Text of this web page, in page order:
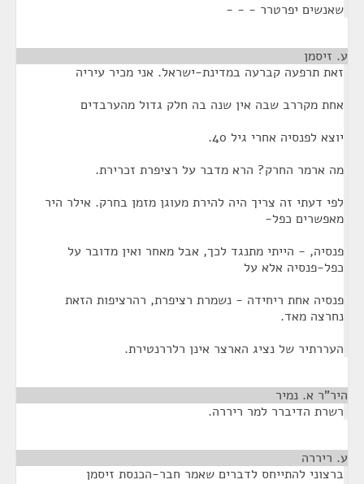
שאנשים יפרטרר - - -
ע. זיסמן
זאת תרפעה קברעה במדינת-ישראל. אני מכיר עיריה
אחת מקררב שבה אין שנה בה חלק גדול מהערבדים
יוצא לפנסיה אחרי גיל 40.
מה ארמר החרק? הרא מדבר על רציפרת זכרירת.
לפי דעתי זה צריך היה להירת מעוגן מזמן בחרק. אילר היר
מאפשרים כפל-
פנסיה, - הייתי מתנגד לכך, אבל מאחר ואין מדובר על
כפל-פנסיה אלא על
פנסיה אחת ריחידה - נשמרת רציפרת, רהרציפות הזאת
נחרצה מאד.
העררתיר של נציג הארצר אינן רלררנטירת.
היר"ר א. נמיר
רשרת הדיברר למר ריררה.
ע. ריררה
ברצוני להתייחס לדברים שאמר חבר-הכנסת זיסמן